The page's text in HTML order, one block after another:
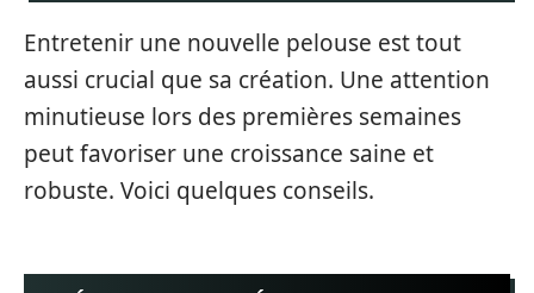
Entretenir une nouvelle pelouse est tout
aussi crucial que sa création. Une attention
minutieuse lors des premières semaines
peut favoriser une croissance saine et
robuste. Voici quelques conseils.